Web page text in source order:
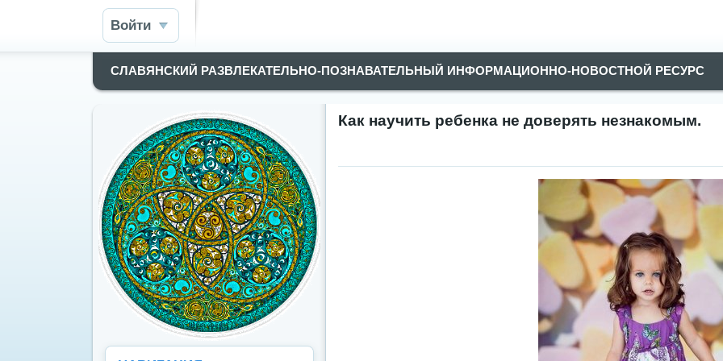
Войти
СЛАВЯНСКИЙ РАЗВЛЕКАТЕЛЬНО-ПОЗНАВАТЕЛЬНЫЙ ИНФОРМАЦИОННО-НОВОСТНОЙ РЕСУРС
Как научить ребенка не доверять незнакомым.